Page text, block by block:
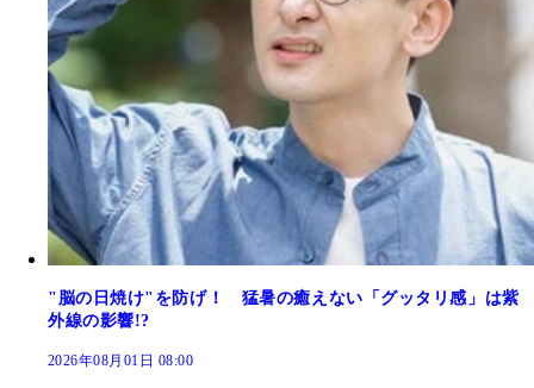
"脳の日焼け"を防げ！ 猛暑の癒えない「グッタリ感」は紫
外線の影響!?
2026年08月01日 08:00